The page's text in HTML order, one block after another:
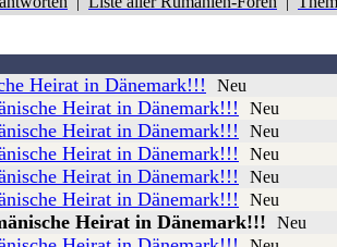
Heirat in Dänemark!!! Neu
Heirat in Dänemark!!! Neu
Heirat in Dänemark!!! Neu
Heirat in Dänemark!!! Neu
Heirat in Dänemark!!! Neu
Heirat in Dänemark!!! Neu
Heirat in Dänemark!!! Neu